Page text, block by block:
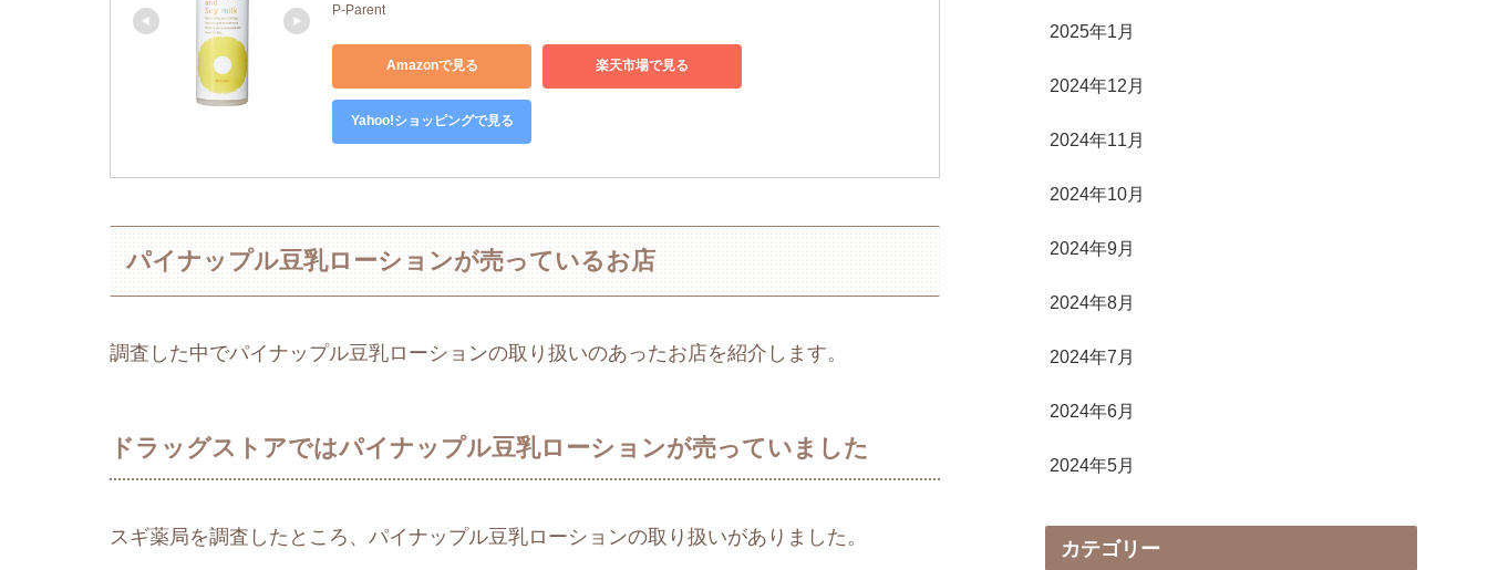
P-Parent
Amazonで見る 楽天市場で見る
Yahoo!ショッピングで見る
パイナップル豆乳ローションが売っているお店
調査した中でパイナップル豆乳ローションの取り扱いのあったお店を紹介します。
ドラッグストアではパイナップル豆乳ローションが売っていました
スギ薬局を調査したところ、パイナップル豆乳ローションの取り扱いがありました。
2025年1月
2024年12月
2024年11月
2024年10月
2024年9月
2024年8月
2024年7月
2024年6月
2024年5月
カテゴリー